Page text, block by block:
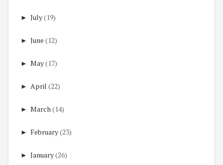
► July(19)
► June (12)
► May(17)
► April (22)
► March(14)
► February(23)
► January(26)